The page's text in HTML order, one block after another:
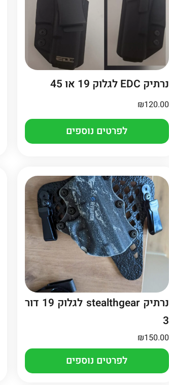
נרתיק EDC לגלוק 19 או 45
₪120.00
לפרטים נוספים
נרתיק stealthgear לגלוק 19 דור
3
₪150.00
לפרטים נוספים